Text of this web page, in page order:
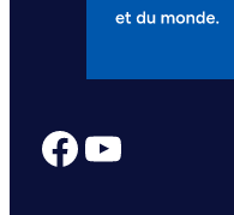
Facebook YouTube